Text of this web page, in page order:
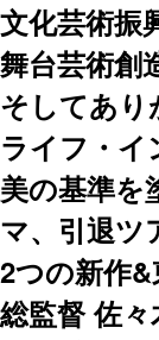
文化芸術振
舞台芸術創
そしてあり
ライフ・イ
美の基準を
マ、引退
2つの新作
総監督 佐